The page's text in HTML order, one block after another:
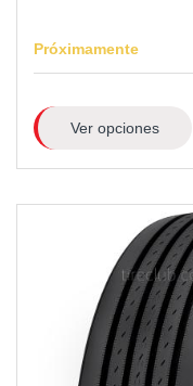
Próximamente
Ver opciones